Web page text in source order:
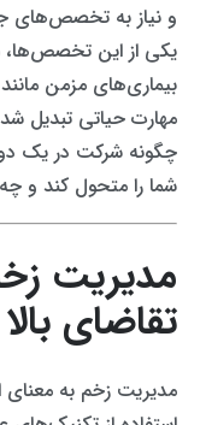
و نیاز به تخصص‌های
یکی از این تخصص‌ها،
بیماری‌های مزمن
مهارت حیاتی تبدیل
چگونه شرکت در یک
شما را متحول کند و چه
مدیریت
تقاضای بالا
مدیریت زخم به معنای